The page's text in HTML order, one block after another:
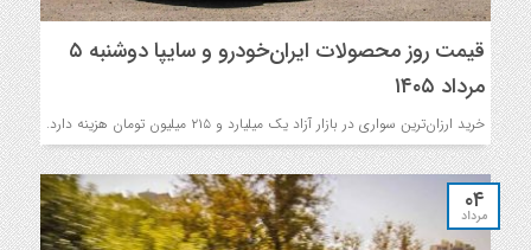
قیمت روز محصولات ایران‌خودرو و سایپا دوشنبه ۵
مرداد ۱۴۰۵
خرید ارزان‌ترین سواری در بازار آزاد یک میلیارد و ۲۱۵ میلیون تومان هزینه دارد.
۰۴
مرداد